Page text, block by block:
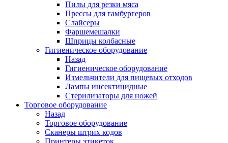
Пилы для резки мяса
Прессы для гамбургеров
Слайсеры
Фаршемешалки
Шприцы колбасные
Гигиеническое оборудование
Назад
Гигиеническое оборудование
Измельчители для пищевых отходов
Лампы инсектицидные
Стерилизаторы для ножей
Торговое оборудование
Назад
Торговое оборудование
Сканеры штрих кодов
Принтеры этикеток